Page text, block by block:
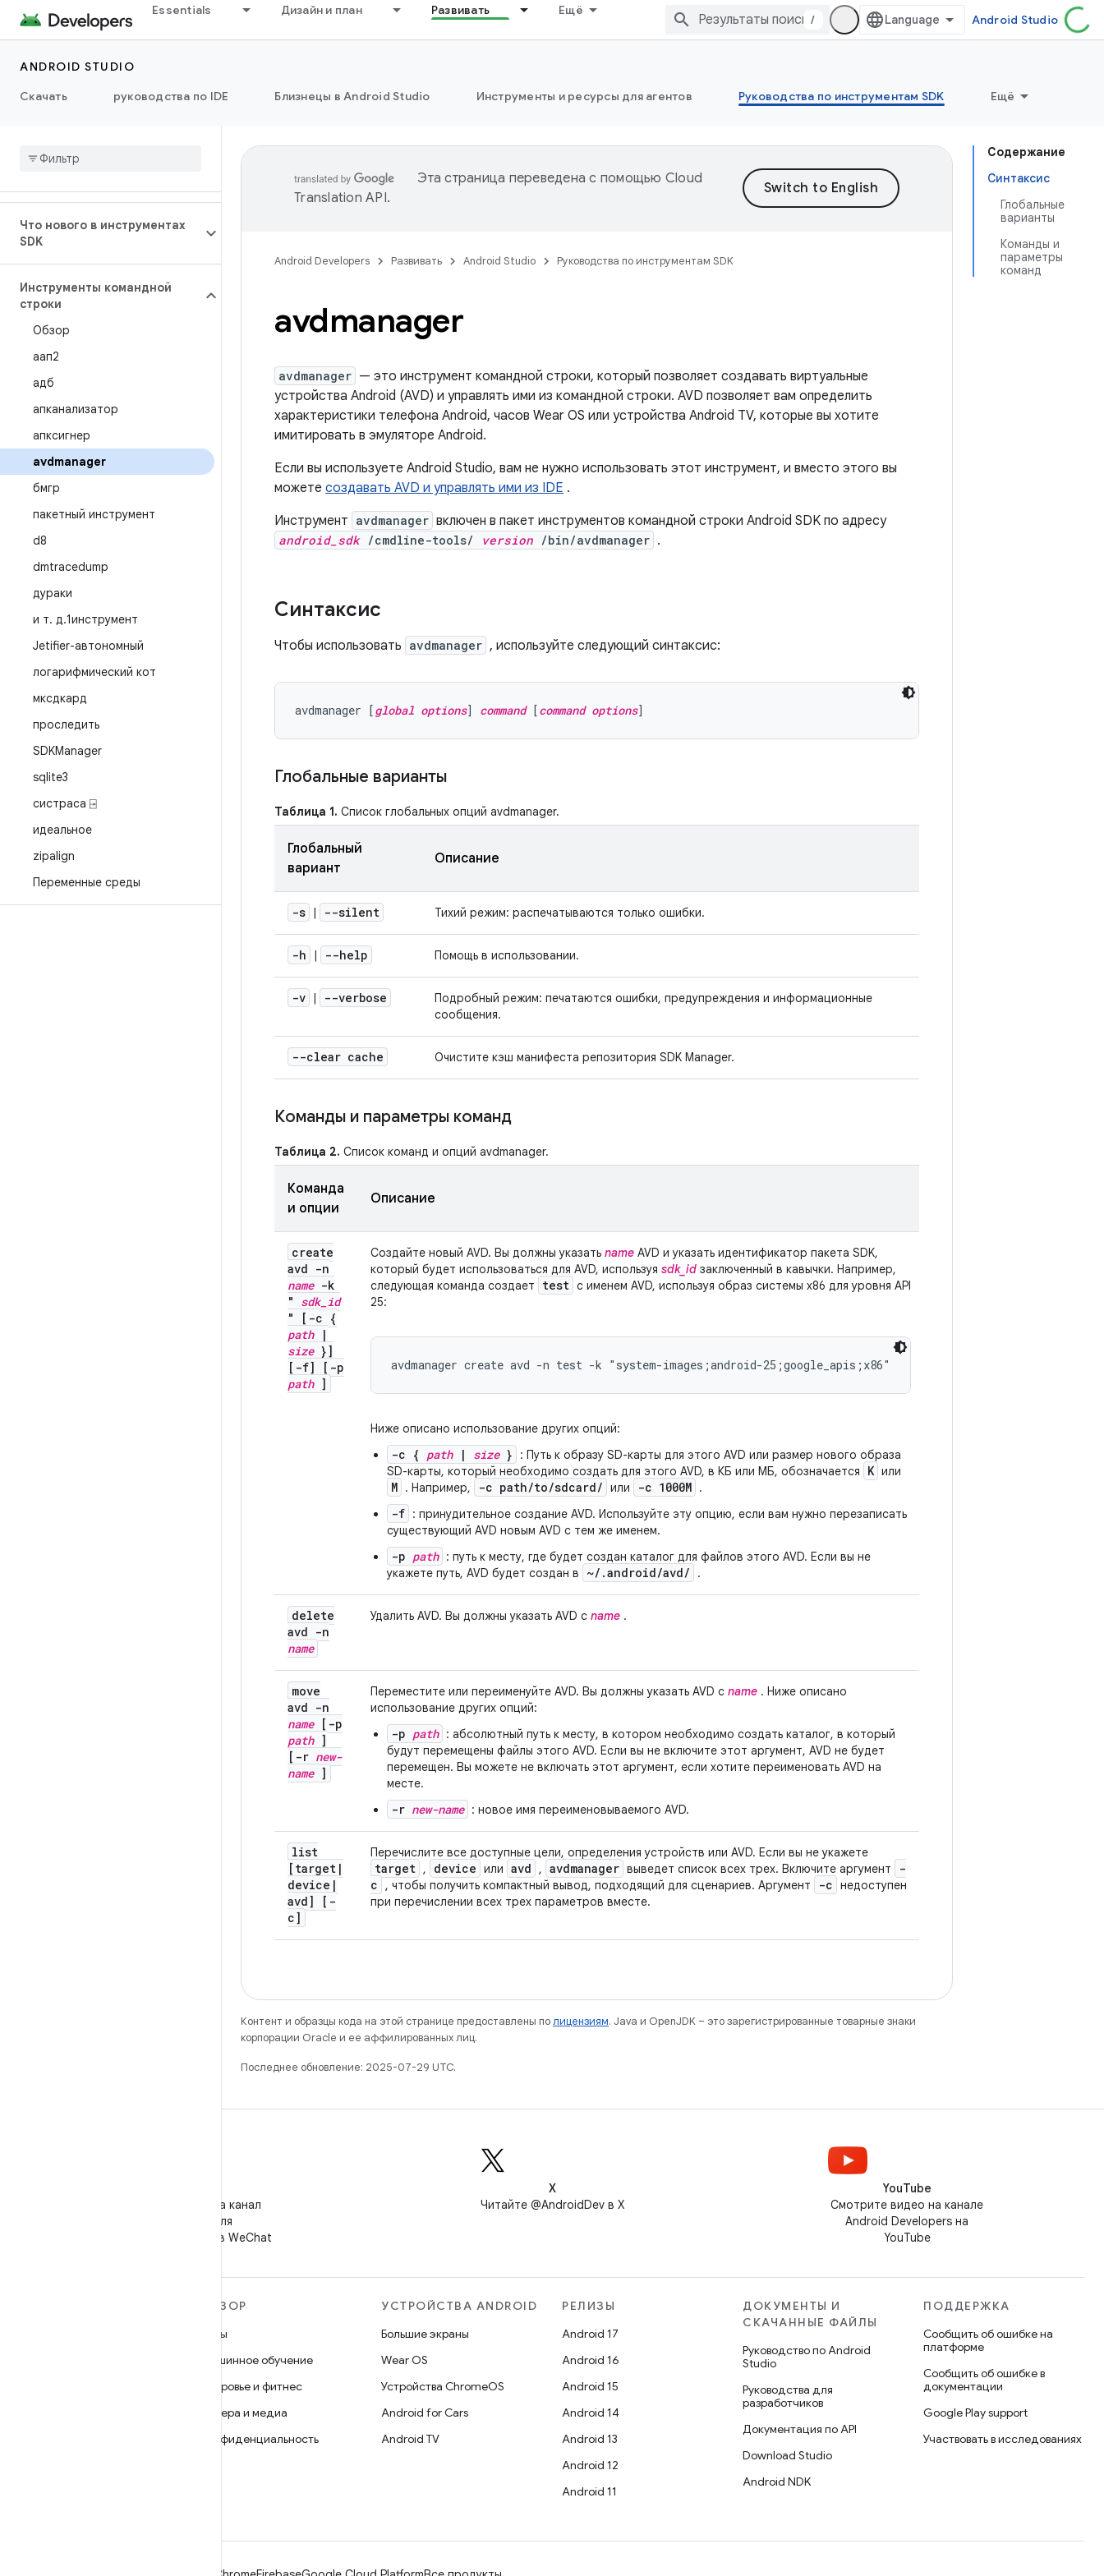
Essentials Дизайн и план Развивать Ещё
/ Android Studio
ANDROID STUDIO
Скачать
руководства по IDE Близнецы в Android Studio Инструменты и ресурсы для агентов Руководства по инструментам SDK Ещё
Что нового в инструментах
SDK
Инструменты командной
строки
Обзор
аап2
адб
апканализатор
апксигнер
avdmanager
бмгр
пакетный инструмент
d8
dmtracedump
дураки
и т. д.1инструмент
Jetifier-автономный
логарифмический кот
мксдкард
проследить
SDKManager
sqlite3
систраса ⍈
идеальное
zipalign
Переменные среды
Содержание
Синтаксис
Глобальные
варианты
Команды и
параметры
команд
Эта страница переведена с помощью Cloud
Translation API.
Android Developers Развивать Android Studio Руководства по инструментам SDK
avdmanager
avdmanager — это инструмент командной строки, который позволяет создавать виртуальные
устройства Android (AVD) и управлять ими из командной строки. AVD позволяет вам определить
характеристики телефона Android, часов Wear OS или устройства Android TV, которые вы хотите
имитировать в эмуляторе Android.
Если вы используете Android Studio, вам не нужно использовать этот инструмент, и вместо этого вы
можете создавать AVD и управлять ими из IDE .
Инструмент avdmanager включен в пакет инструментов командной строки Android SDK по адресу
android_sdk/cmdline-tools/ version /bin/avdmanager .
Синтаксис
Чтобы использовать avdmanager , используйте следующий синтаксис:
avdmanager [global options] command [command options
Глобальные варианты
Таблица 1. Список глобальных опций avdmanager.
Глобальный
вариант
Описание
-s | --silent Тихий режим: распечатываются только ошибки.
-h | --help Помощь в использовании.
-v | --verbose
Подробный режим: печатаются ошибки, предупреждения и информационные
сообщения.
--clear cache Очистите кэш манифеста репозитория SDK Manager.
Команды и параметры команд
Таблица 2. Список команд и опций avdmanager.
Команда
и опции
Описание
create
avd -n
name-k
" sdk_ id
" [-c {
path
|
size}]
[-f] [-p
path]
Создайте новый AVD. Вы должны указать name AVD и указать идентификатор пакета SDK,
который будет использоваться для AVD, используя sdk_id заключенный в кавычки. Например,
следующая команда создает
test с именем AVD, используя образ системы x86 для уровня API
25:
avdmanager create avd -n test -k "system-images;android-25;google_apis;x86"
Ниже описано использование других опций:
-c { path| size}
: Путь к образу SD-карты для этого AVD или размер нового образа
SD-карты, который необходимо создать для этого AVD, в КБ или МБ, обозначается
K или
M . Например, -c path/to/sdcard/ или -c 1000M .
-f : принудительное создание AVD. Используйте эту опцию, если вам нужно перезаписать
существующий AVD новым AVD с тем же именем.
-p path : путь к месту, где будет создан каталог для файлов этого AVD. Если вы не
укажете путь, AVD будет создан в
~/.android/avd/ .
delete
avd -n
name
Удалить AVD. Вы должны указать AVD с name .
move
avd -n
name[-p
path]
[-r new-
name]
Переместите или переименуйте AVD. Вы должны указать AVD с name . Ниже описано
использование других опций:
-p path : абсолютный путь к месту, в котором необходимо создать каталог, в который
будут перемещены файлы этого AVD. Если вы не включите этот аргумент, AVD не будет
перемещен. Вы можете не включать этот аргумент, если хотите переименовать AVD на
месте.
-r new-name : новое имя переименовываемого AVD.
list
[target |
device |
avd] [-
c]
Перечислите все доступные цели, определения устройств или AVD. Если вы не укажете
target , device или avd , avdmanager выведет список всех трех. Включите аргумент
-
c
, чтобы получить компактный вывод, подходящий для сценариев. Аргумент -c недоступен
при перечислении всех трех параметров вместе.
Контент и образцы кода на этой странице предоставлены полицензиям. Java и OpenJDK – это зарегистрированные товарные знаки
корпорации Oracle и ее аффилированных лиц.
Последнее обновление: 2025-07-29 UTC.
Подпишитесь на канал
"Android для
разработчиков" в WeChat
X
Читайте @AndroidDev в X
YouTube
Смотрите видео на канале
Android Developers на
YouTube
ОБЗОР
Игры
Машинное обучение
Здоровье и фитнес
Камера и медиа
Конфиденциальность
УСТРОЙСТВА ANDROID
Большие экраны
Wear OS
Устройства ChromeOS
Android for Cars
Android TV
РЕЛИЗЫ
Android 17
Android 16
Android 15
Android 14
Android 13
Android 12
Android 11
ДОКУМЕНТЫ И
СКАЧАННЫЕ ФАЙЛЫ
Руководство по Android
Studio
Руководства для
разработчиков
Документация по API
Download Studio
Android NDK
ПОДДЕРЖКА
Сообщить об ошибке на
платформе
Сообщить об ошибке в
документации
Google Play support
Участвовать в исследованиях